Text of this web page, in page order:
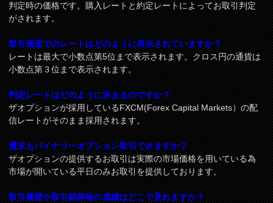
判定時の価格です。購入レートと約定レートによってお取引判定
がされます。
取引画面でのレートはどのように表示されていますか？
レートは最大で小数点第5位まで表示されます。クロス円の通貨は
小数点第３位まで表示されます。
判定レートはどのように決まるのですか？
ザオプションが採用しているFXCM(Forex Capital Markets）の配
信レートがそのまま採用されます。
週末もバイナリーオプション取引できますか？
ザオプションの提供するお取引は実際の市場価格を用いている為
市場が開いている平日のみお取引を提供しております。
取引履歴や取引銘柄毎の成績はどこで見れますか？